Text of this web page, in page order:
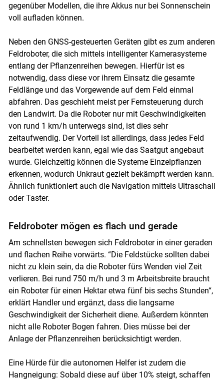
gegenüber Modellen, die ihre Akkus nur bei Sonnenschein
voll aufladen können.
Neben den GNSS-gesteuerten Geräten gibt es zum anderen
Feldroboter, die sich mittels intelligenter Kamerasysteme
entlang der Pflanzenreihen bewegen. Hierfür ist es
notwendig, dass diese vor ihrem Einsatz die gesamte
Feldlänge und das Vorgewende auf dem Feld einmal
abfahren. Das geschieht meist per Fernsteuerung durch
den Landwirt. Da die Roboter nur mit Geschwindigkeiten
von rund 1 km/h unterwegs sind, ist dies sehr
zeitaufwendig. Der Vorteil ist allerdings, dass jedes Feld
bearbeitet werden kann, egal wie das Saatgut angebaut
wurde. Gleichzeitig können die Systeme Einzelpflanzen
erkennen, wodurch Unkraut gezielt bekämpft werden kann.
Ähnlich funktioniert auch die Navigation mittels Ultraschall
oder Taster.
Feldroboter mögen es flach und gerade
Am schnellsten bewegen sich Feldroboter in einer geraden
und flachen Reihe vorwärts. “Die Feldstücke sollten dabei
nicht zu klein sein, da die Roboter fürs Wenden viel Zeit
verlieren. Bei rund 750 m/h und 3 m Arbeitsbreite braucht
ein Roboter für einen Hektar etwa fünf bis sechs Stunden“,
erklärt Handler und ergänzt, dass die langsame
Geschwindigkeit der Sicherheit diene. Außerdem könnten
nicht alle Roboter Bogen fahren. Dies müsse bei der
Anlage der Pflanzenreihen berücksichtigt werden.
Eine Hürde für die autonomen Helfer ist zudem die
Hangneigung: Sobald diese auf über 10% steigt, schaffen